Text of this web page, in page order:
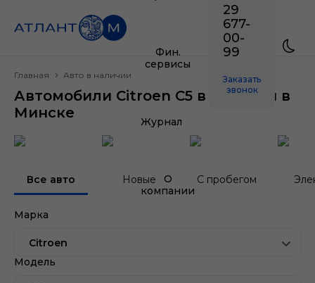
Фин.
сервисы
Журнал
О
компании
29
677-
00-
99
Заказать
звонок
Главная Авто в наличии
Автомобили Citroen C5 в наличии в
Минске
Все авто Новые С пробегом
Марка
Citroen
Модель